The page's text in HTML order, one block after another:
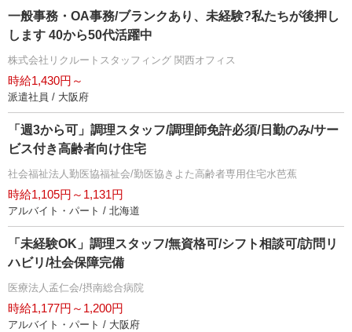
一般事務・OA事務/ブランクあり、未経験?私たちが後押し
します 40から50代活躍中
株式会社リクルートスタッフィング 関西オフィス
時給1,430円～
派遣社員 / 大阪府
「週3から可」調理スタッフ/調理師免許必須/日勤のみ/サー
ビス付き高齢者向け住宅
社会福祉法人勤医協福祉会/勤医協きよた高齢者専用住宅水芭蕉
時給1,105円～1,131円
アルバイト・パート / 北海道
「未経験OK」調理スタッフ/無資格可/シフト相談可/訪問リ
ハビリ/社会保障完備
医療法人孟仁会/摂南総合病院
時給1,177円～1,200円
アルバイト・パート / 大阪府